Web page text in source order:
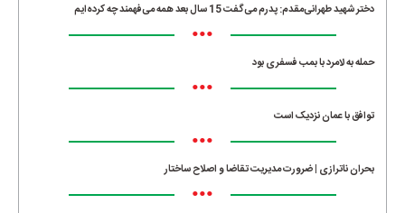
دختر شهید طهرانی‌مقدم: پدرم می‌گفت 15 سال بعد همه می‌فهمند چه کرده‌ایم
•••
حمله به لامرد با بمب فسفری بود
•••
توافق با عمان نزدیک است
•••
بحران ناترازی | ضرورت مدیریت تقاضا و اصلاح ساختار
•••